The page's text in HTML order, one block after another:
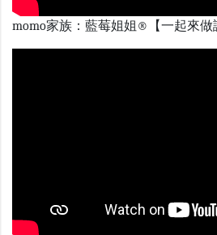
momo家族：藍莓姐姐®【一起來做